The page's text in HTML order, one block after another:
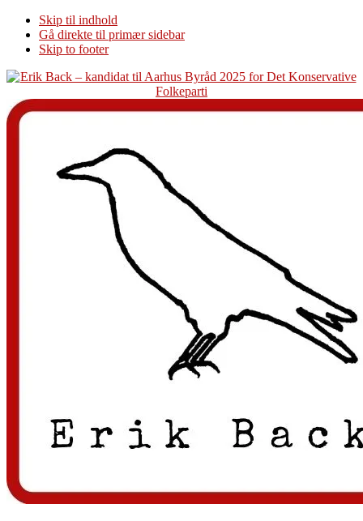
Skip til indhold
Gå direkte til primær sidebar
Skip to footer
Additional
menu